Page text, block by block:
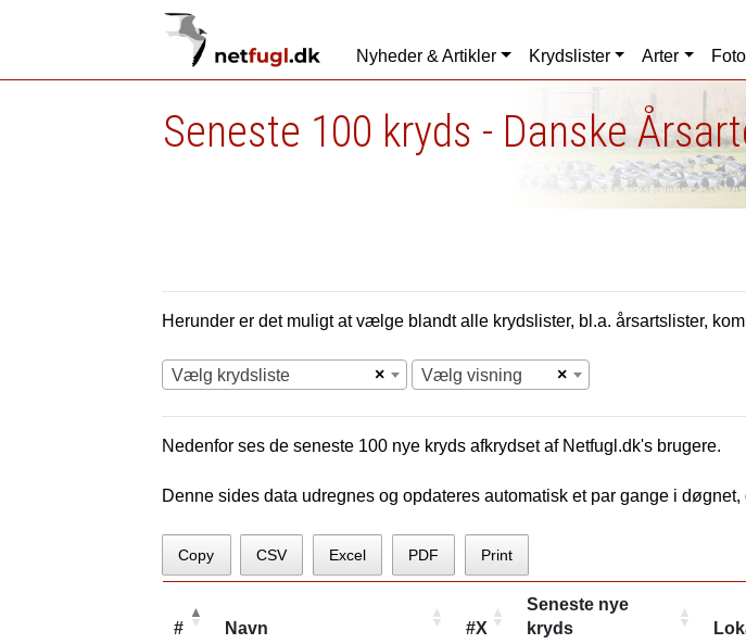
Nyheder & Artikler Krydslister Arter
Seneste 100 kryds - Danske
Herunder er det muligt at vælge blandt alle krydslister, bl.a. årsartslister,
×
Vælg krydsliste ×
Vælg visning
Nedenfor ses de seneste 100 nye kryds afkrydset af Netfugl.dk's brugere.
Denne sides data udregnes og opdateres automatisk et par gange i
Copy CSV Excel PDF Print
# Navn #X
Seneste nye
kryds